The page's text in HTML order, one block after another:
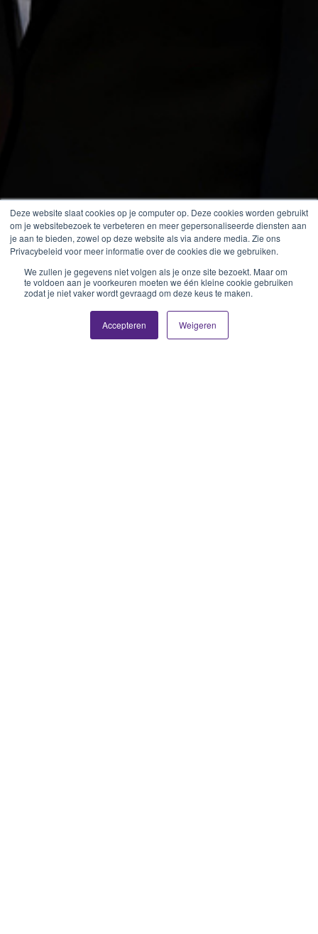
Deze website slaat cookies op je computer op. Deze cookies worden gebruikt
om je websitebezoek te verbeteren en meer gepersonaliseerde diensten aan
je aan te bieden, zowel op deze website als via andere media. Zie ons
Privacybeleid voor meer informatie over de cookies die we gebruiken.
We zullen je gegevens niet volgen als je onze site bezoekt. Maar om
te voldoen aan je voorkeuren moeten we één kleine cookie gebruiken
zodat je niet vaker wordt gevraagd om deze keus te maken.
Accepteren Weigeren